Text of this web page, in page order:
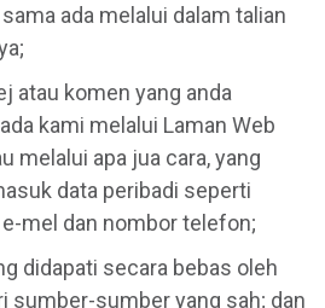
ada melalui dalam talian
atau komen yang anda
kami melalui Laman Web
melalui apa jua cara, yang
data peribadi seperti
e-mel dan nombor telefon;
didapati secara bebas oleh
sumber-sumber yang sah; dan